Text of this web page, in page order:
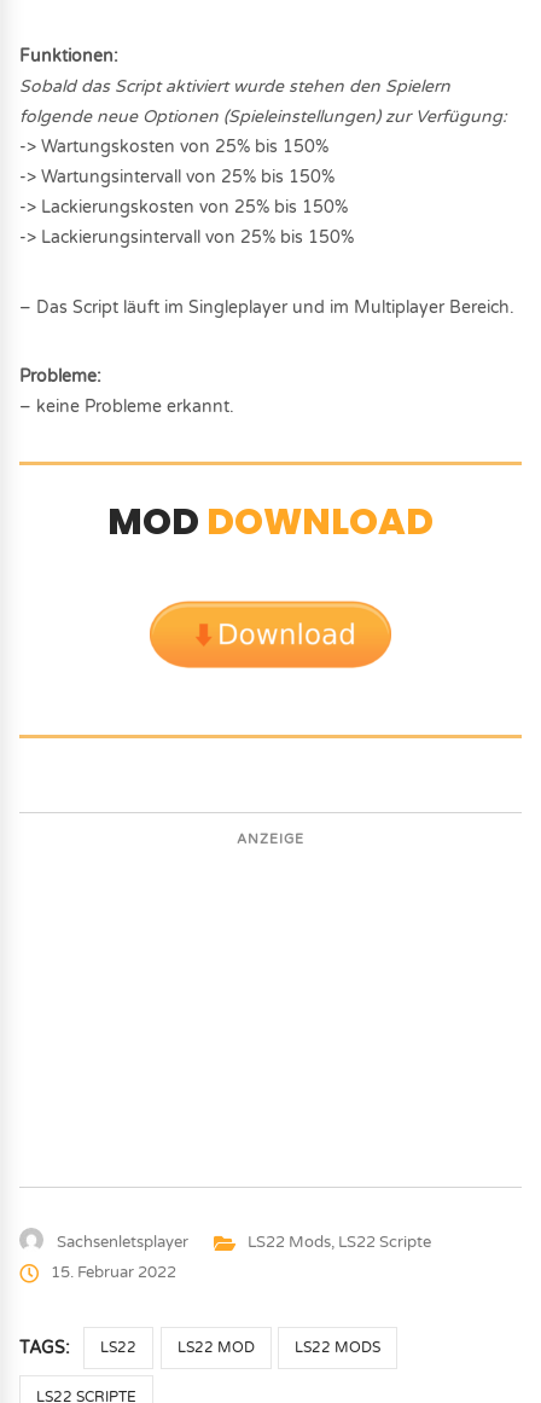
Funktionen:
Sobald das Script aktiviert wurde stehen den Spielern
folgende neue Optionen (Spieleinstellungen) zur Verfügung:
-> Wartungskosten von 25% bis 150%
-> Wartungsintervall von 25% bis 150%
-> Lackierungskosten von 25% bis 150%
-> Lackierungsintervall von 25% bis 150%
– Das Script läuft im Singleplayer und im Multiplayer Bereich.
Probleme:
– keine Probleme erkannt.
MOD DOWNLOAD
ANZEIGE
Sachsenletsplayer LS22 Mods, LS22 Scripte
15. Februar 2022
TAGS: LS22 LS22 MOD LS22 MODS
LS22 SCRIPTE